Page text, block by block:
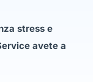
stress e
avete a